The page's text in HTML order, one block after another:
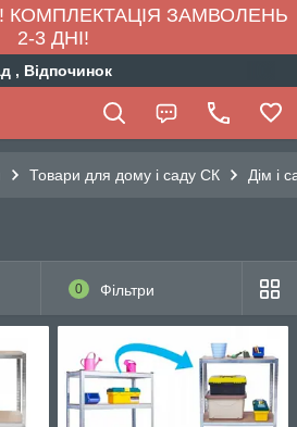
КОМПЛЕКТАЦІЯ ЗАМВОЛЕНЬ
2-3 ДНІ!
, Відпочинок
Товари для дому і саду СК Дім і
0 Фільтри